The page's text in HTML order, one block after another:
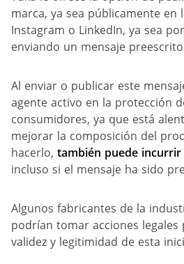
marca, ya sea públicamente en
Instagram o LinkedIn, ya sea
enviando un mensaje
Al enviar o publicar este
agente activo en la protección
consumidores, ya que está
mejorar la composición del
hacerlo, también puede
incluso si el mensaje ha sido
Algunos fabricantes de la
podrían tomar acciones legales
validez y legitimidad de esta